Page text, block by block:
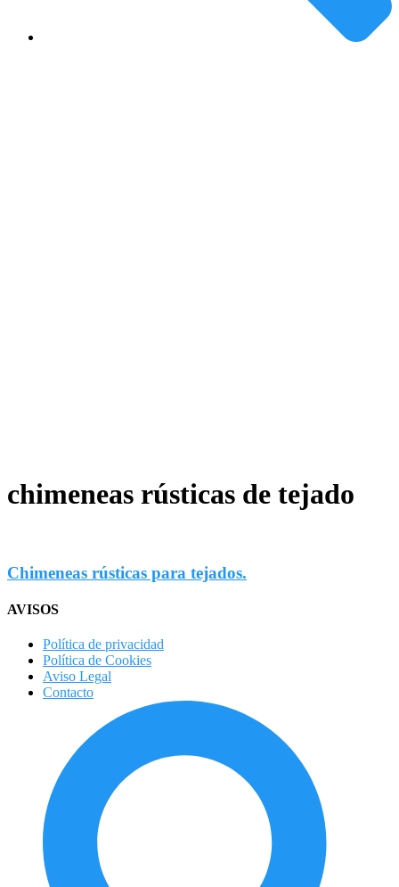
chimeneas rústicas de tejado
Chimeneas rústicas para tejados.
AVISOS
Política de privacidad
Política de Cookies
Aviso Legal
Contacto